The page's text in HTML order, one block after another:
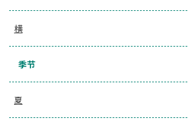
横
季节
夏